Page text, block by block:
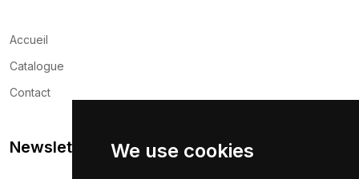
We use cookies
Accueil
Catalogue
Contact
Newsletter